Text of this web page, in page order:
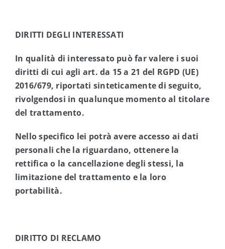
DIRITTI DEGLI INTERESSATI
In qualità di interessato può far valere i suoi
diritti di cui agli art. da 15 a 21 del RGPD (UE)
2016/679, riportati sinteticamente di seguito,
rivolgendosi in qualunque momento al titolare
del trattamento.
Nello specifico lei potrà avere accesso ai dati
personali che la riguardano, ottenere la
rettifica o la cancellazione degli stessi, la
limitazione del trattamento e la loro
portabilità.
DIRITTO DI RECLAMO